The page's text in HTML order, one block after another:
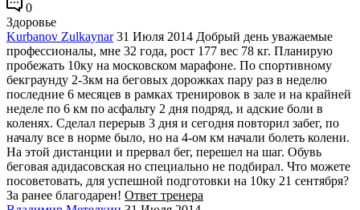
0
Здоровье
Kurbanov Zulkaynar 31 Июля 2014 Добрый день уважаемые
профессионалы, мне 32 года, рост 177 вес 78 кг. Планирую
пробежать 10ку на московском марафоне. По спортивному
бекграунду 2-3км на беговых дорожках пару раз в неделю
последние 6 месяцев в рамках тренировок в зале и на крайней
неделе по 6 км по асфальту 2 дня подряд, и адские боли в
коленях. Сделал перерыв 3 дня и сегодня повторил забег, по
началу все в норме было, но на 4-ом км начали болеть колени.
На этой дистанции и прервал бег, перешел на шаг. Обувь
беговая адидасовская но специально не подбирал. Что можете
посоветовать, для успешной подготовки на 10ку 21 сентября?
За ранее благодарен! Ответ тренера